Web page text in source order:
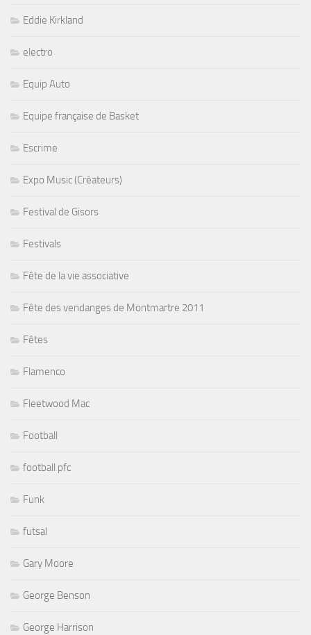
Eddie Kirkland
electro
Equip Auto
Equipe française de Basket
Escrime
Expo Music (Créateurs)
Festival de Gisors
Festivals
Fête de la vie associative
Fête des vendanges de Montmartre 2011
Fêtes
Flamenco
Fleetwood Mac
Football
football pfc
Funk
futsal
Gary Moore
George Benson
George Harrison